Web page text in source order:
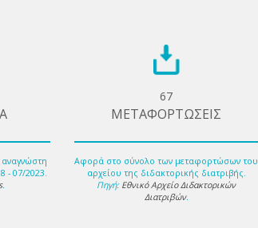
- 07/2023.
.
67
ΜΕΤΑΦΟΡΤΩΣΕΙΣ
Αφορά στο σύνολο των μεταφορτώσων του
αρχείου της διδακτορικής διατριβής.
Πηγή: Εθνικό Αρχείο Διδακτορικών
Διατριβών.